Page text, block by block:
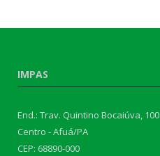
IMPAS
End.: Trav. Quintino Bocaiúva, 100
Centro - Afuá/PA
CEP: 68890-000